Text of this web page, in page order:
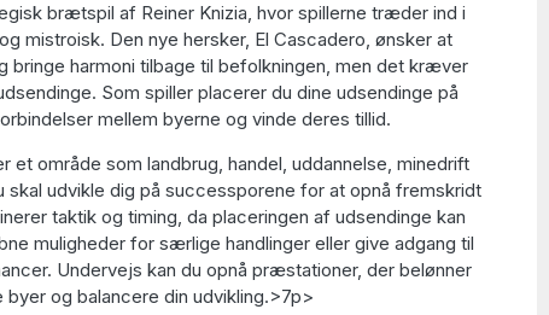
brætspil af Reiner Knizia, hvor spillerne træder ind i
mistroisk. Den nye hersker, El Cascadero, ønsker at
bringe harmoni tilbage til befolkningen, men det kræver
Som spiller placerer du dine udsendinge på
mellem byerne og vinde deres tillid.
et område som landbrug, handel, uddannelse, minedrift
skal udvikle dig på successporene for at opnå fremskridt
taktik og timing, da placeringen af udsendinge kan
muligheder for særlige handlinger eller give adgang til
Undervejs kan du opnå præstationer, der belønner
og balancere din udvikling.>7p>